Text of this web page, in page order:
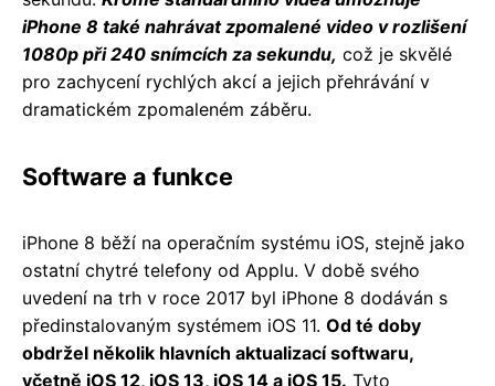
iPhone 8 také nahrávat zpomalené video v rozlišení
1080p při 240 snímcích za sekundu, což je skvělé
pro zachycení rychlých akcí a jejich přehrávání v
dramatickém zpomaleném záběru.
Software a funkce
iPhone 8 běží na operačním systému iOS, stejně jako
ostatní chytré telefony od Applu. V době svého
uvedení na trh v roce 2017 byl iPhone 8 dodáván s
předinstalovaným systémem iOS 11. Od té doby
obdržel několik hlavních aktualizací softwaru,
včetně iOS 12, iOS 13, iOS 14 a iOS 15. Tyto